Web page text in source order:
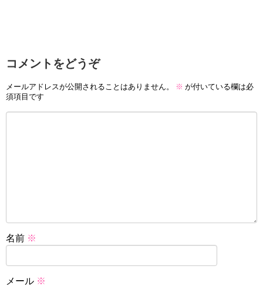
コメントをどうぞ
メールアドレスが公開されることはありません。 ※ が付いている欄は必
須項目です
名前 ※
メール ※